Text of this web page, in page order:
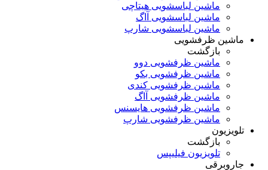
ماشین لباسشویی هیتاچی
ماشین لباسشویی آاگ
ماشین لباسشویی شارپ
ماشین ظرفشویی
بازگشت
ماشین ظرفشویی دوو
ماشین ظرفشویی بکو
ماشین ظرفشویی کندی
ماشین ظرفشویی آاگ
ماشین ظرفشویی هایسنس
ماشین ظرفشویی شارپ
تلویزیون
بازگشت
تلویزیون فیلیپس
جاروبرقی